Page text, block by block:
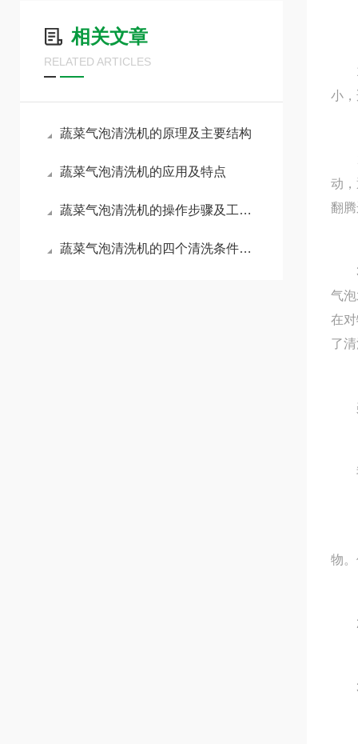
相关文章
RELATED ARTICLES
蔬菜气泡清洗机的原理及主要结构
蔬菜气泡清洗机的应用及特点
蔬菜气泡清洗机的操作步骤及工作原理
蔬菜气泡清洗机的四个清洗条件了解下！
1
小
动
翻
3
气
在
了
我
物
2.
3.